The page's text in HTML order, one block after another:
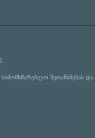
სამომხმარებლო შეთანხმებას და